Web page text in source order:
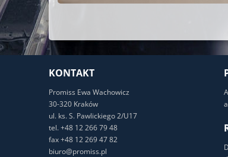
KONTAKT
Promiss Ewa Wachowicz
30-320 Kraków
ul. ks. S. Pawlickiego 2/U17
tel. +48 12 266 79 48
fax +48 12 269 47 82
biuro@promiss.pl